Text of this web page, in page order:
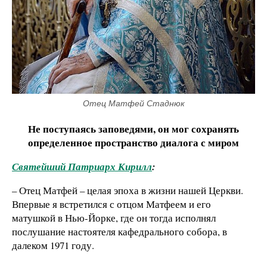
Отец Матфей Стаднюк
Не поступаясь заповедями, он мог сохранять
определенное пространство диалога с миром
Святейший Патриарх Кирилл:
– Отец Матфей – целая эпоха в жизни нашей Церкви.
Впервые я встретился с отцом Матфеем и его
матушкой в Нью-Йорке, где он тогда исполнял
послушание настоятеля кафедрального собора, в
далеком 1971 году.